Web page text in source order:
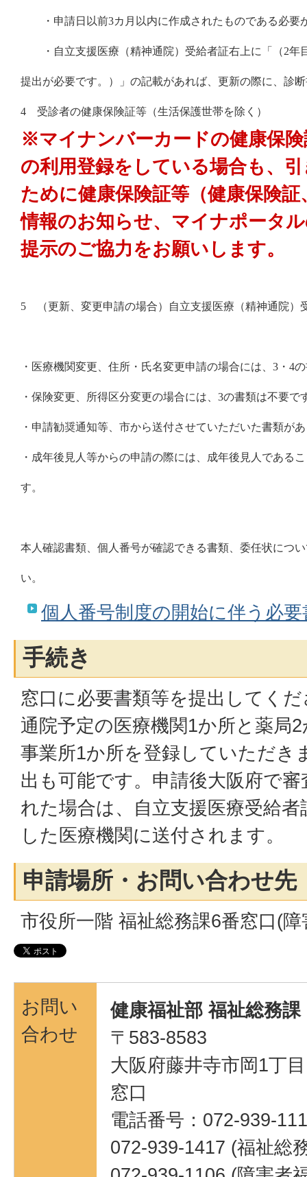
・申請日以前3カ月以内に作成されたものである必要
・自立支援医療（精神通院）受給者証右上に「（2年
提出が必要です。）」の記載があれば、更新の際に、診
4 受診者の健康保険証等（生活保護世帯を除く）
※マイナンバーカードの健康保
の利用登録をしている場合も、
ために健康保険証等（健康保険
情報のお知らせ、マイナポータ
提示のご協力をお願いします。
5 （更新、変更申請の場合）自立支援医療（精神通院）
・医療機関変更、住所・氏名変更申請の場合には、3・4
・保険変更、所得区分変更の場合には、3の書類は不要で
・申請勧奨通知等、市から送付させていただいた書類が
・成年後見人等からの申請の際には、成年後見人である
す。
本人確認書類、個人番号が確認できる書類、委任状につ
い。
個人番号制度の開始に伴う必
手続き
窓口に必要書類等を提出してく
通院予定の医療機関1か所と薬局
事業所1か所を登録していただき
出も可能です。申請後大阪府で
れた場合は、自立支援医療受給
した医療機関に送付されます。
申請場所・お問い合わせ先
市役所一階 福祉総務課6番窓口(
お問い
合わせ
健康福祉部 福祉総務課
〒583-8583
大阪府藤井寺市岡1丁
窓口
電話番号：072-939-
072-939-1417 (福祉総